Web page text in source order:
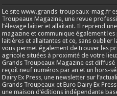
Le site www.grands-troupeaux-mag.fr
Troupeaux Magazine, une revue
l’élevage laitier et allaitant. Il reprend
magazine et communique également
laitières et allaitantes et ce, sans oublier
vous permet également de trouver les
agricole situées à proximité de votre
Grands Troupeaux Magazine est
reçoit neuf numéros par an et un hors-
Dairy Ex Press, une newsletter sur
Grands Troupeaux et Euro Dairy Ex
une maison d’éditions indépendante